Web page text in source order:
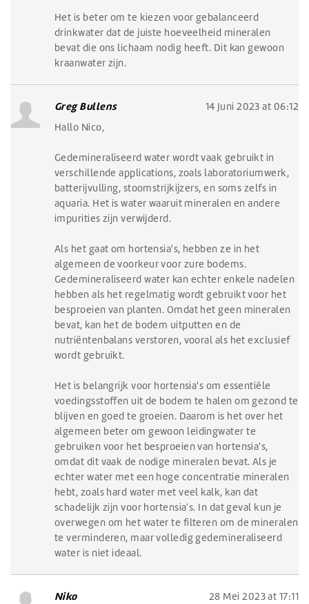
Het is beter om te kiezen voor gebalanceerd
drinkwater dat de juiste hoeveelheid mineralen
bevat die ons lichaam nodig heeft. Dit kan gewoon
kraanwater zijn.
Greg Bullens
14 Juni 2023 at 06:12
Hallo Nico,
Gedemineraliseerd water wordt vaak gebruikt in
verschillende applications, zoals laboratoriumwerk,
batterijvulling, stoomstrijkijzers, en soms zelfs in
aquaria. Het is water waaruit mineralen en andere
impurities zijn verwijderd.
Als het gaat om hortensia's, hebben ze in het
algemeen de voorkeur voor zure bodems.
Gedemineraliseerd water kan echter enkele nadelen
hebben als het regelmatig wordt gebruikt voor het
besproeien van planten. Omdat het geen mineralen
bevat, kan het de bodem uitputten en de
nutriëntenbalans verstoren, vooral als het exclusief
wordt gebruikt.
Het is belangrijk voor hortensia's om essentiële
voedingsstoffen uit de bodem te halen om gezond te
blijven en goed te groeien. Daarom is het over het
algemeen beter om gewoon leidingwater te
gebruiken voor het besproeien van hortensia's,
omdat dit vaak de nodige mineralen bevat. Als je
echter water met een hoge concentratie mineralen
hebt, zoals hard water met veel kalk, kan dat
schadelijk zijn voor hortensia's. In dat geval kun je
overwegen om het water te filteren om de mineralen
te verminderen, maar volledig gedemineraliseerd
water is niet ideaal.
Niko
28 Mei 2023 at 17:11